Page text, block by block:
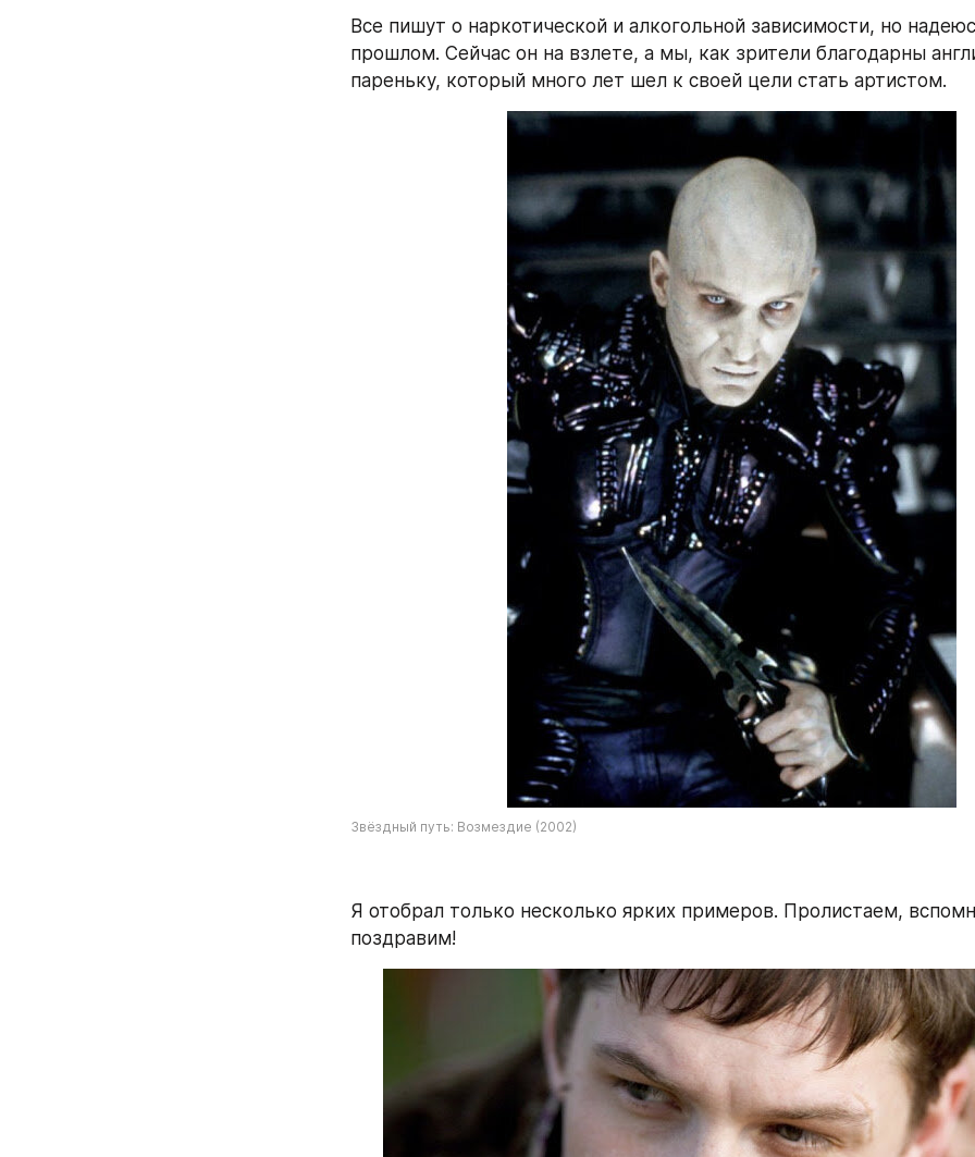
Все пишут о наркотической и алкогольной зависимости, но
прошлом. Сейчас он на взлете, а мы, как зрители благодарны
пареньку, который много лет шел к своей цели стать артистом.
Звёздный путь: Возмездие (2002)
Я отобрал только несколько ярких примеров. Пролистаем,
поздравим!